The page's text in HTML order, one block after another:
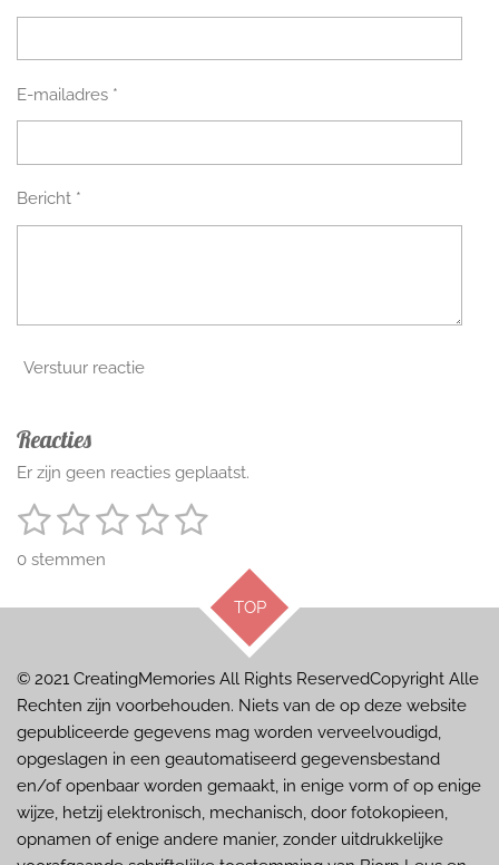
E-mailadres *
Bericht *
Verstuur reactie
Reacties
Er zijn geen reacties geplaatst.
R
a
t
:
0
s
t
e
r
r
1
s
r
2
s
r
e
n
3
s
r
e
n
4
r
r
e
n
5
r
e
n
S
m
e
n
0 stemmen
TOP
© 2021 CreatingMemories All Rights ReservedCopyright Alle
Rechten zijn voorbehouden. Niets van de op deze website
gepubliceerde gegevens mag worden verveelvoudigd,
opgeslagen in een geautomatiseerd gegevensbestand
en/of openbaar worden gemaakt, in enige vorm of op enige
wijze, hetzij elektronisch, mechanisch, door fotokopieen,
opnamen of enige andere manier, zonder uitdrukkelijke